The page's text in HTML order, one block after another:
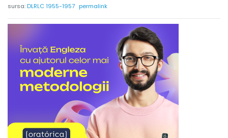
sursa:DLRLC 1955-1957 permalink